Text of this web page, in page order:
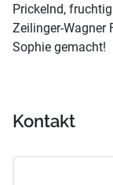
Prickelnd,
Zeilinger-Wagner
Sophie gemacht!
Kontakt